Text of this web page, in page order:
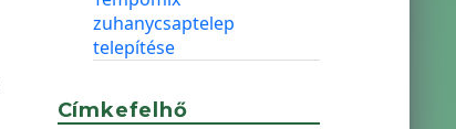
zuhanycsaptelep
telepítése
Címkefelhő